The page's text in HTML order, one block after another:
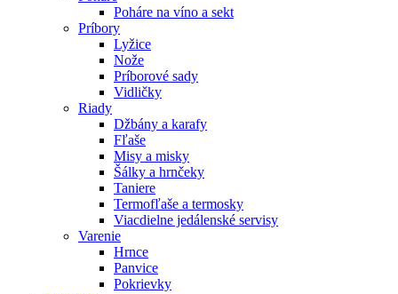
Poháre na víno a sekt
Príbory
Lyžice
Nože
Príborové sady
Vidličky
Riady
Džbány a karafy
Fľaše
Misy a misky
Šálky a hrnčeky
Taniere
Termofľaše a termosky
Viacdielne jedálenské servisy
Varenie
Hrnce
Panvice
Pokrievky